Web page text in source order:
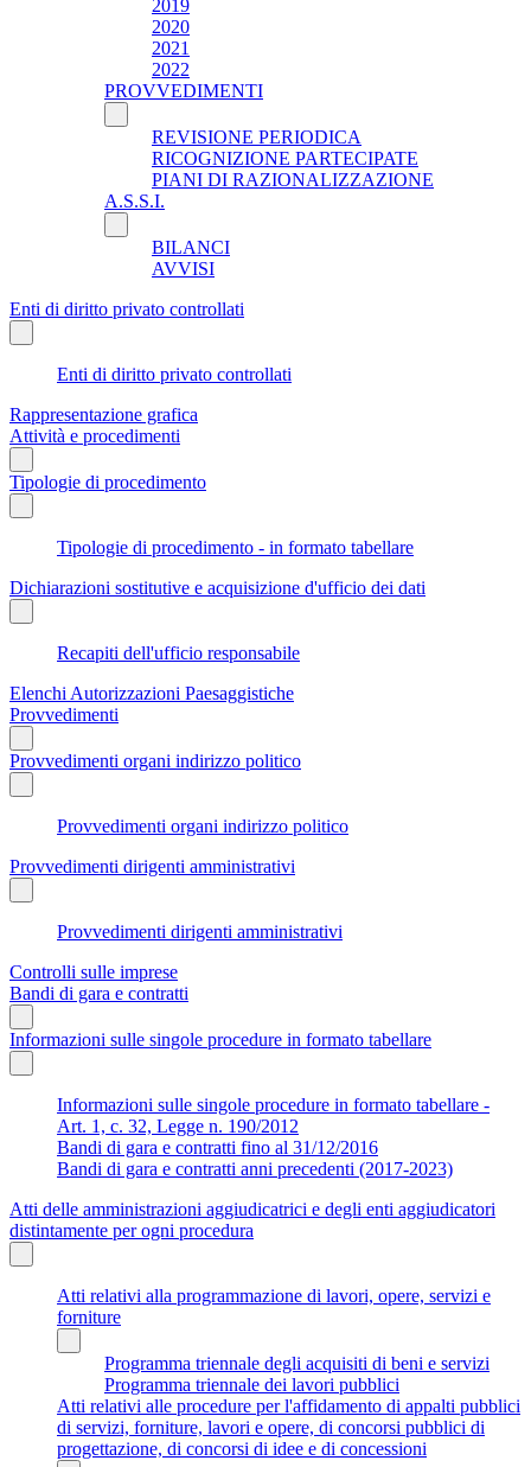
2019
2020
2021
2022
PROVVEDIMENTI
REVISIONE PERIODICA
RICOGNIZIONE PARTECIPATE
PIANI DI RAZIONALIZZAZIONE
A.S.S.I.
BILANCI
AVVISI
Enti di diritto privato controllati
Enti di diritto privato controllati
Rappresentazione grafica
Attività e procedimenti
Tipologie di procedimento
Tipologie di procedimento - in formato tabellare
Dichiarazioni sostitutive e acquisizione d'ufficio dei dati
Recapiti dell'ufficio responsabile
Elenchi Autorizzazioni Paesaggistiche
Provvedimenti
Provvedimenti organi indirizzo politico
Provvedimenti organi indirizzo politico
Provvedimenti dirigenti amministrativi
Provvedimenti dirigenti amministrativi
Controlli sulle imprese
Bandi di gara e contratti
Informazioni sulle singole procedure in formato tabellare
Informazioni sulle singole procedure in formato tabellare -
Art. 1, c. 32, Legge n. 190/2012
Bandi di gara e contratti fino al 31/12/2016
Bandi di gara e contratti anni precedenti (2017-2023)
Atti delle amministrazioni aggiudicatrici e degli enti aggiudicatori
distintamente per ogni procedura
Atti relativi alla programmazione di lavori, opere, servizi e
forniture
Programma triennale degli acquisiti di beni e servizi
Programma triennale dei lavori pubblici
Atti relativi alle procedure per l'affidamento di appalti pubblici
di servizi, forniture, lavori e opere, di concorsi pubblici di
progettazione, di concorsi di idee e di concessioni